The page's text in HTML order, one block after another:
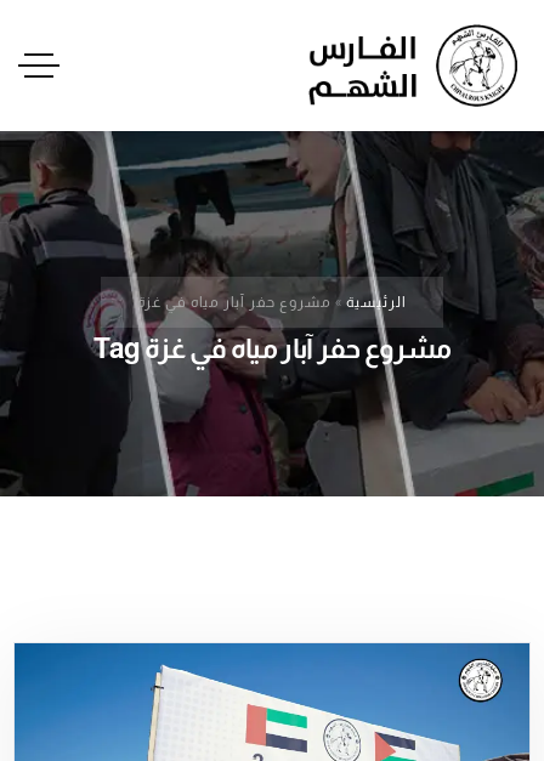
الرئيسية » مشروع حفر آبار مياه في غزة
مشروع حفر آبار مياه في غزة Tag